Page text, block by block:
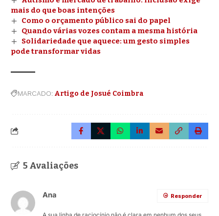
mais do que boas intenções
Como o orçamento público sai do papel
Quando várias vozes contam a mesma história
Solidariedade que aquece: um gesto simples
pode transformar vidas
MARCADO: Artigo de Josué Coimbra
5 Avaliações
Ana Responder